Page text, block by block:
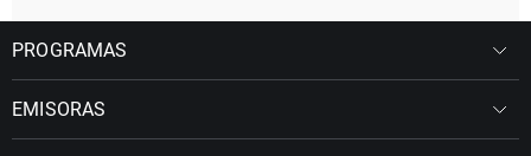
PROGRAMAS
EMISORAS